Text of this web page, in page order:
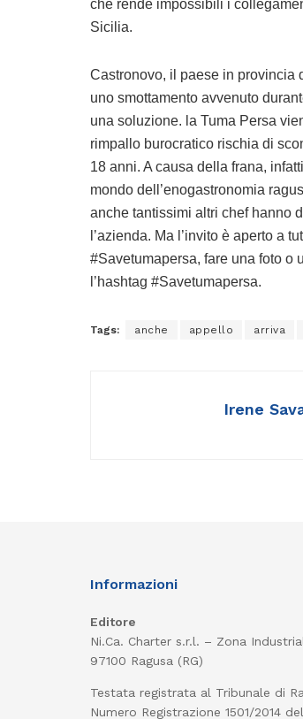
che rende impossibili i
Sicilia.
Castronovo, il paese in provincia
uno smottamento avvenuto
una soluzione. la Tuma Persa
rimpallo burocratico rischia di
18 anni. A causa della frana,
mondo dell’enogastronomia
anche tantissimi altri chef hanno
l’azienda. Ma l’invito è aperto a
#Savetumapersa, fare una foto o
l’hashtag #Savetumapersa.
Tags: anche appello arriva
Irene
Informazioni
Editore
Ni.Ca. Charter s.r.l. – Zona
97100 Ragusa (RG)
Testata registrata al Tribunale di
Numero Registrazione 1501/2014